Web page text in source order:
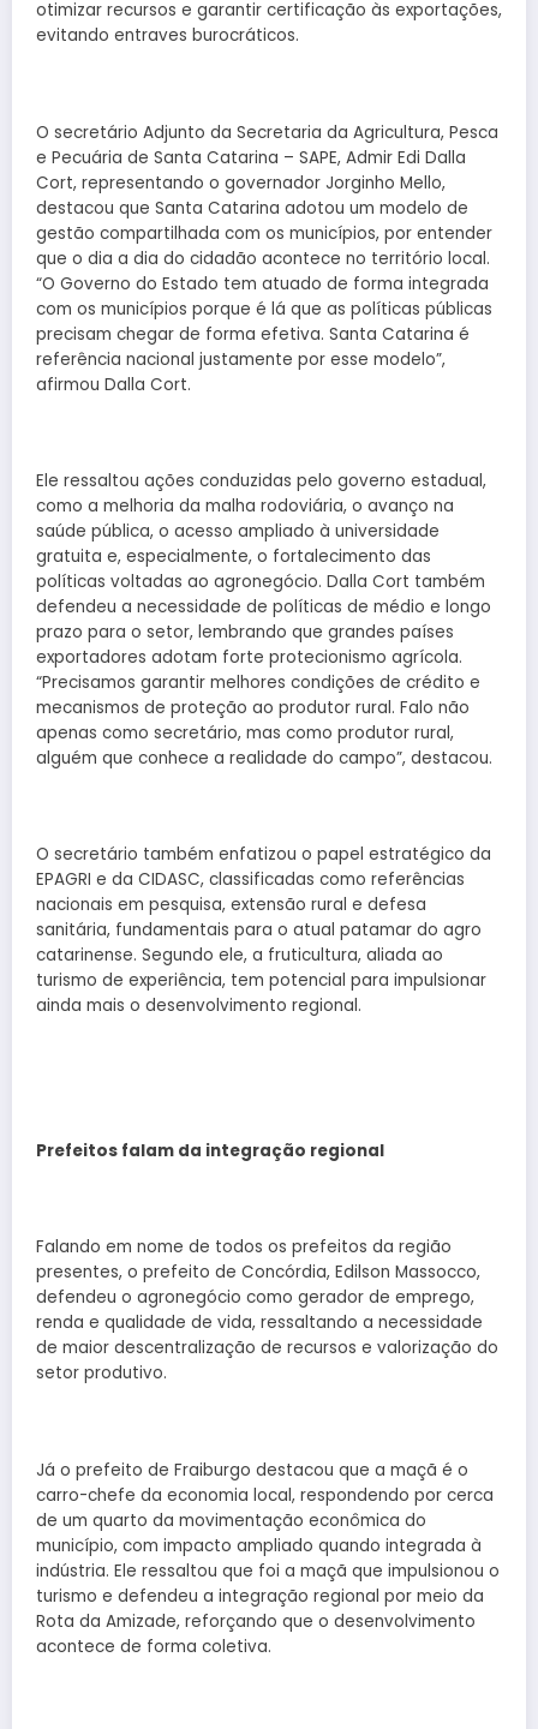
otimizar recursos e garantir certificação às exportações,
evitando entraves burocráticos.
O secretário Adjunto da Secretaria da Agricultura, Pesca
e Pecuária de Santa Catarina – SAPE, Admir Edi Dalla
Cort, representando o governador Jorginho Mello,
destacou que Santa Catarina adotou um modelo de
gestão compartilhada com os municípios, por entender
que o dia a dia do cidadão acontece no território local.
“O Governo do Estado tem atuado de forma integrada
com os municípios porque é lá que as políticas públicas
precisam chegar de forma efetiva. Santa Catarina é
referência nacional justamente por esse modelo”,
afirmou Dalla Cort.
Ele ressaltou ações conduzidas pelo governo estadual,
como a melhoria da malha rodoviária, o avanço na
saúde pública, o acesso ampliado à universidade
gratuita e, especialmente, o fortalecimento das
políticas voltadas ao agronegócio. Dalla Cort também
defendeu a necessidade de políticas de médio e longo
prazo para o setor, lembrando que grandes países
exportadores adotam forte protecionismo agrícola.
“Precisamos garantir melhores condições de crédito e
mecanismos de proteção ao produtor rural. Falo não
apenas como secretário, mas como produtor rural,
alguém que conhece a realidade do campo”, destacou.
O secretário também enfatizou o papel estratégico da
EPAGRI e da CIDASC, classificadas como referências
nacionais em pesquisa, extensão rural e defesa
sanitária, fundamentais para o atual patamar do agro
catarinense. Segundo ele, a fruticultura, aliada ao
turismo de experiência, tem potencial para impulsionar
ainda mais o desenvolvimento regional.
Prefeitos falam da integração regional
Falando em nome de todos os prefeitos da região
presentes, o prefeito de Concórdia, Edilson Massocco,
defendeu o agronegócio como gerador de emprego,
renda e qualidade de vida, ressaltando a necessidade
de maior descentralização de recursos e valorização do
setor produtivo.
Já o prefeito de Fraiburgo destacou que a maçã é o
carro-chefe da economia local, respondendo por cerca
de um quarto da movimentação econômica do
município, com impacto ampliado quando integrada à
indústria. Ele ressaltou que foi a maçã que impulsionou o
turismo e defendeu a integração regional por meio da
Rota da Amizade, reforçando que o desenvolvimento
acontece de forma coletiva.